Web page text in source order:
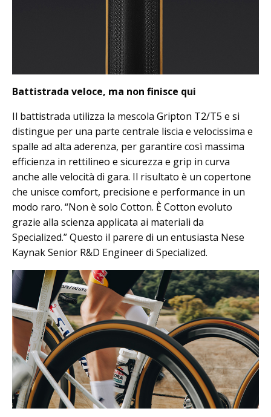
Battistrada veloce, ma non finisce qui
Il battistrada utilizza la mescola Gripton T2/T5 e si
distingue per una parte centrale liscia e velocissima e
spalle ad alta aderenza, per garantire così massima
efficienza in rettilineo e sicurezza e grip in curva
anche alle velocità di gara. Il risultato è un copertone
che unisce comfort, precisione e performance in un
modo raro. “Non è solo Cotton. È Cotton evoluto
grazie alla scienza applicata ai materiali da
Specialized.” Questo il parere di un entusiasta Nese
Kaynak Senior R&D Engineer di Specialized.